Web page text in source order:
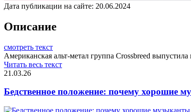
Дата публикации на сайте: 20.06.2024
Описание
смотреть текст
Американская альт-метал группа Crossbreed
Читать весь текст
21.03.26
Бедственное положение: почему хорошие